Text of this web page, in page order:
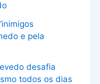
e pela
desafia
todos os dias